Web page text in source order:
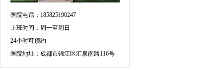
医院电话：185825190247
上班时间：周一至周日
24小时可预约
医院地址：成都市锦江区汇泉南路116号